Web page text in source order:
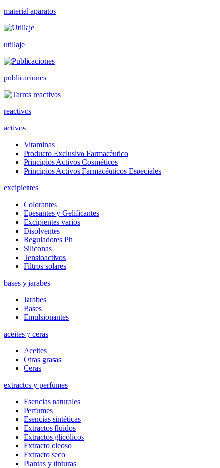
material aparatos
utillaje
publicaciones
reactivos
activos
Vitaminas
Producto Exclusivo Farmacéutico
Principios Activos Cosméticos
Principios Activos Farmacéuticos Especiales
excipientes
Colorantes
Epesantes y Gelificantes
Excipientes varios
Disolventes
Reguladores Ph
Siliconas
Tensioactivos
Filtros solares
bases y jarabes
Jarabes
Bases
Emulsionantes
aceites y ceras
Aceites
Otras grasas
Ceras
extractos y perfumes
Esencias naturales
Perfumes
Esencias sintéticas
Extractos fluidos
Extractos glicólicos
Extracto oleoso
Extracto seco
Plantas y tinturas